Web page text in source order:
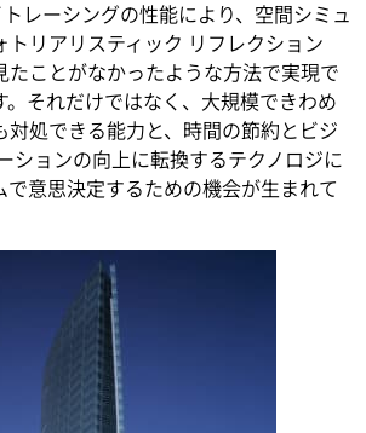
トレーシングの性能により、空間シミュ
トリアリスティック リフレクション
たことがなかったような方法で実現で
。それだけではなく、大規模できわめ
対処できる能力と、時間の節約とビジ
ションの向上に転換するテクノロジに
で意思決定するための機会が生まれて